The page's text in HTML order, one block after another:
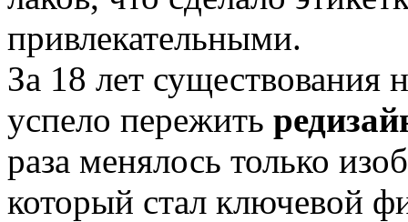
привлекательными.
За 18 лет существования
успело пережить
раза менялось только
который стал ключевой